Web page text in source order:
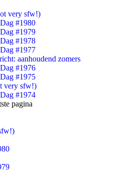
very sfw!)
#1980
#1979
#1978
#1977
aanhoudend zomers
#1976
#1975
very sfw!)
#1974
pagina